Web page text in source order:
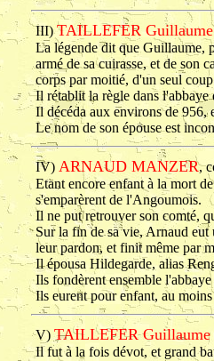
III)TAILLEFER
La légende dit que Guillaume,
armé de sa cuirasse, et de son
corps par moitié, d'un seul
Il rétablit la règle dans
Il décéda aux environs de 956,
Le nom de son épouse est
IV) ARNAUD MANZER,
Etant encore enfant à la mort
s'emparèrent de l'Angoumois.
Il ne put retrouver son comté,
Sur la fin de sa vie, Arnaud
leur pardon, et finit même par
Il épousa Hildegarde, alias
Ils fondèrent ensemble
Ils eurent pour enfant, au
V) TAILLEFER
Il fut à la fois dévot, et grand